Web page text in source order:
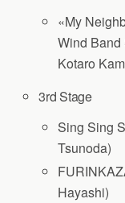
«My
Wind Band
Kotaro
3rd Stage
Sing Sing
Tsunoda)
Hayashi)